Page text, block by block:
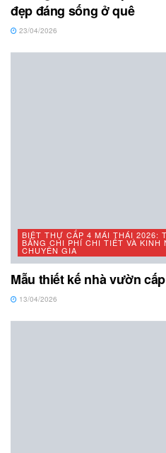
đẹp đáng sống ở quê
23/04/2026
BIỆT THỰ CẤP 4 MÁI THÁI 2026:
BẢNG CHI PHÍ CHI TIẾT VÀ KINH
CHUYÊN GIA
Mẫu thiết kế nhà vườn
13/04/2026